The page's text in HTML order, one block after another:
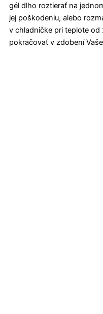
gél dlho roztierať na
jej poškodeniu, alebo
v chladničke pri teplote od
pokračovať v zdobení